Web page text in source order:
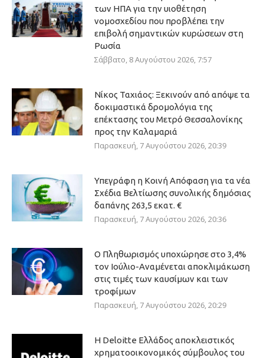
των ΗΠΑ για την υιοθέτηση
νομοσχεδίου που προβλέπει την
επιβολή σημαντικών κυρώσεων στη
Ρωσία
Σάββατο, 8 Αυγούστου 2026, 7:57
Νίκος Ταχιάος: Ξεκινούν από απόψε τα
δοκιμαστικά δρομολόγια της
επέκτασης του Μετρό Θεσσαλονίκης
προς την Καλαμαριά
Παρασκευή, 7 Αυγούστου 2026, 20:39
Υπεγράφη η Κοινή Απόφαση για τα νέα
Σχέδια Βελτίωσης συνολικής δημόσιας
δαπάνης 263,5 εκατ. €
Παρασκευή, 7 Αυγούστου 2026, 20:36
Ο Πληθωρισμός υποχώρησε στο 3,4%
τον Ιούλιο-Αναμένεται αποκλιμάκωση
στις τιμές των καυσίμων και των
τροφίμων
Παρασκευή, 7 Αυγούστου 2026, 20:29
Η Deloitte Ελλάδος αποκλειστικός
χρηματοοικονομικός σύμβουλος του